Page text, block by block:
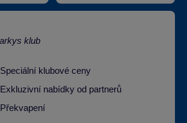
Speciální klubové ceny
Exkluzivní nabídky od partnerů
Překvapení